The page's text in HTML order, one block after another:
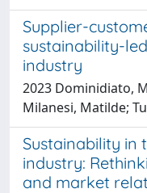
Supplier-
sustainability-
industry
2023 Dominidiato,
Milanesi, Matilde;
Sustainability in
industry:
and market